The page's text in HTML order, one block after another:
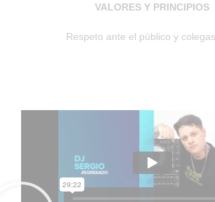
VALORES Y PRINCIPIOS
Respeto ante el público y colegas